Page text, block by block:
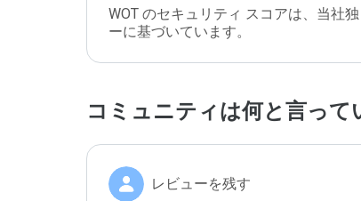
WOT のセキュリティ スコアは、当社
ーに基づいています。
コミュニティは何と言って
レビューを残す